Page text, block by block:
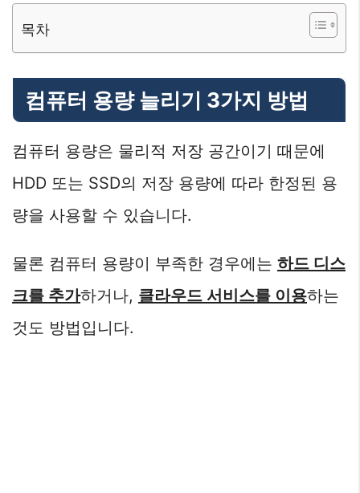
목차
컴퓨터 용량 늘리기 3가지 방법
컴퓨터 용량은 물리적 저장 공간이기 때문에
HDD 또는 SSD의 저장 용량에 따라 한정된 용
량을 사용할 수 있습니다.
물론 컴퓨터 용량이 부족한 경우에는 하드 디스
크를 추가하거나, 클라우드 서비스를 이용하는
것도 방법입니다.